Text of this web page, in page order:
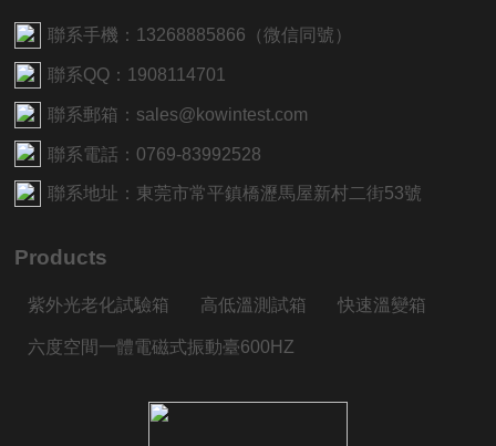
聯系手機：13268885866（微信同號）
聯系QQ：1908114701
聯系郵箱：sales@kowintest.com
聯系電話：0769-83992528
聯系地址：東莞市常平鎮橋瀝馬屋新村二街53號
Products
紫外光老化試驗箱 高低溫測試箱 快速溫變箱
六度空間一體電磁式振動臺600HZ